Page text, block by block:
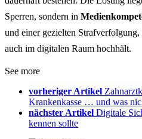
Sperren, sondern in
und einer gezielten
auch im digitalen Raum hochhält.
See more
vorheriger Artikel
Krankenkasse … und was
nächster Artikel Digitale
kennen sollte